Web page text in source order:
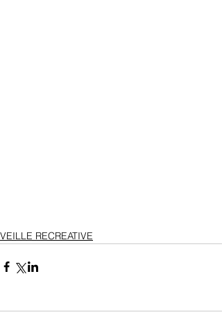
VEILLE RECREATIVE